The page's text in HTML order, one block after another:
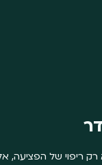
ריפוי של הפציעה,